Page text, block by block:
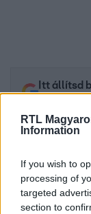
RTL
Information
If you wish to
processing of
targeted
section to
Itt állítsd
legyen a